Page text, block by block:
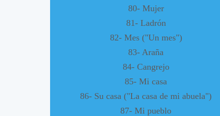
80- Mujer
81- Ladrón
82- Mes ("Un mes")
83- Araña
84- Cangrejo
85- Mi casa
86- Su casa ("La casa de mi abuela")
87- Mi pueblo